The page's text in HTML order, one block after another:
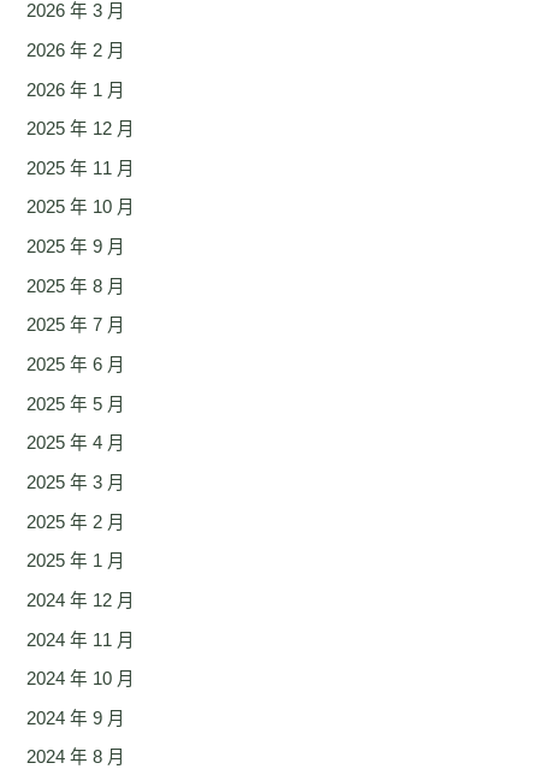
2026 年 3 月
2026 年 2 月
2026 年 1 月
2025 年 12 月
2025 年 11 月
2025 年 10 月
2025 年 9 月
2025 年 8 月
2025 年 7 月
2025 年 6 月
2025 年 5 月
2025 年 4 月
2025 年 3 月
2025 年 2 月
2025 年 1 月
2024 年 12 月
2024 年 11 月
2024 年 10 月
2024 年 9 月
2024 年 8 月